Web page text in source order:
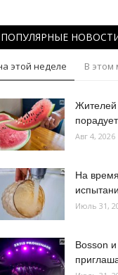
ПОПУЛЯРНЫЕ
этой неделе В этом
Жителей
Авг 4, 2026
На
Июль 31,
Bosson